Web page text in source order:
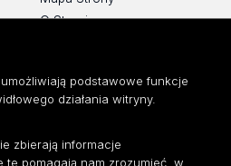
O Stronie
podstawowe funkcje
działania witryny.
zbierają informacje
te pomagają nam zrozumieć, w